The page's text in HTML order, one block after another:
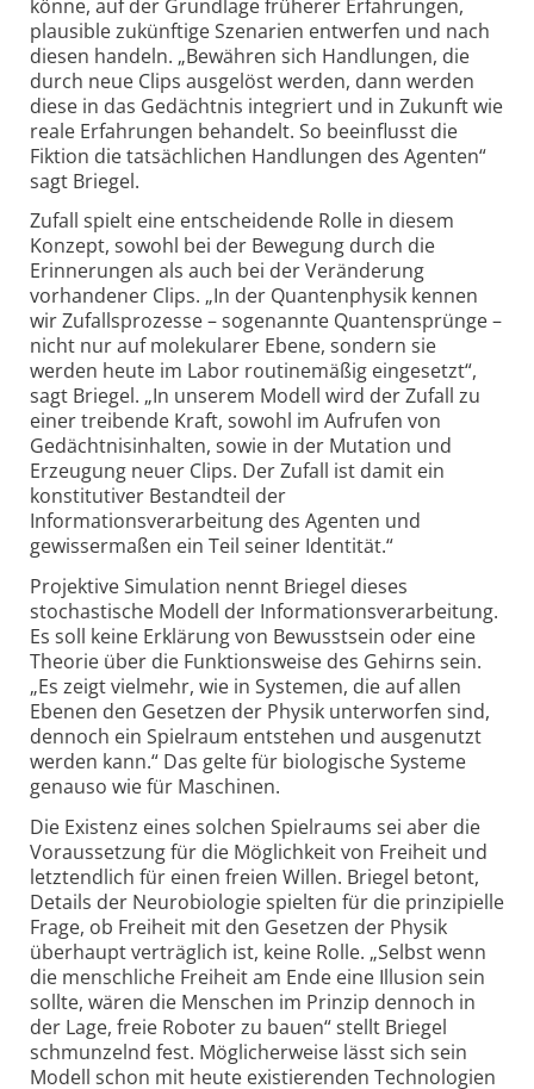
könne, auf der Grundlage früherer Erfahrungen,
plausible zukünftige Szenarien entwerfen und nach
diesen handeln. „Bewähren sich Handlungen, die
durch neue Clips ausgelöst werden, dann werden
diese in das Gedächtnis integriert und in Zukunft wie
reale Erfahrungen behandelt. So beeinflusst die
Fiktion die tatsächlichen Handlungen des Agenten“
sagt Briegel.
Zufall spielt eine entscheidende Rolle in diesem
Konzept, sowohl bei der Bewegung durch die
Erinnerungen als auch bei der Veränderung
vorhandener Clips. „In der Quantenphysik kennen
wir Zufallsprozesse – sogenannte Quantensprünge –
nicht nur auf molekularer Ebene, sondern sie
werden heute im Labor routinemäßig eingesetzt“,
sagt Briegel. „In unserem Modell wird der Zufall zu
einer treibende Kraft, sowohl im Aufrufen von
Gedächtnisinhalten, sowie in der Mutation und
Erzeugung neuer Clips. Der Zufall ist damit ein
konstitutiver Bestandteil der
Informationsverarbeitung des Agenten und
gewissermaßen ein Teil seiner Identität.“
Projektive Simulation nennt Briegel dieses
stochastische Modell der Informationsverarbeitung.
Es soll keine Erklärung von Bewusstsein oder eine
Theorie über die Funktionsweise des Gehirns sein.
„Es zeigt vielmehr, wie in Systemen, die auf allen
Ebenen den Gesetzen der Physik unterworfen sind,
dennoch ein Spielraum entstehen und ausgenutzt
werden kann.“ Das gelte für biologische Systeme
genauso wie für Maschinen.
Die Existenz eines solchen Spielraums sei aber die
Voraussetzung für die Möglichkeit von Freiheit und
letztendlich für einen freien Willen. Briegel betont,
Details der Neurobiologie spielten für die prinzipielle
Frage, ob Freiheit mit den Gesetzen der Physik
überhaupt verträglich ist, keine Rolle. „Selbst wenn
die menschliche Freiheit am Ende eine Illusion sein
sollte, wären die Menschen im Prinzip dennoch in
der Lage, freie Roboter zu bauen“ stellt Briegel
schmunzelnd fest. Möglicherweise lässt sich sein
Modell schon mit heute existierenden Technologien